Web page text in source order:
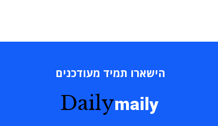
הישארו תמיד מעודכנים
Dailymaily